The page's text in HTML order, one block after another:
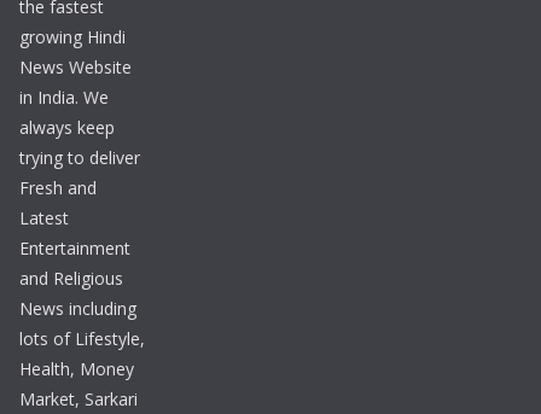
the fastest
growing Hindi
News Website
in India. We
always keep
trying to deliver
Fresh and
Latest
Entertainment
and Religious
News including
lots of Lifestyle,
Health, Money
Market, Sarkari